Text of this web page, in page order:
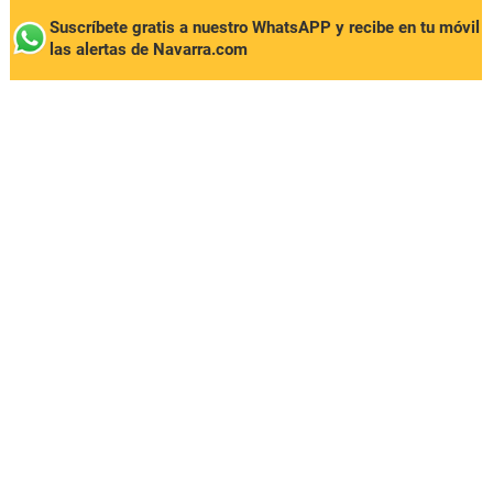
Suscríbete gratis a nuestro WhatsAPP y recibe en tu móvil
las alertas de Navarra.com